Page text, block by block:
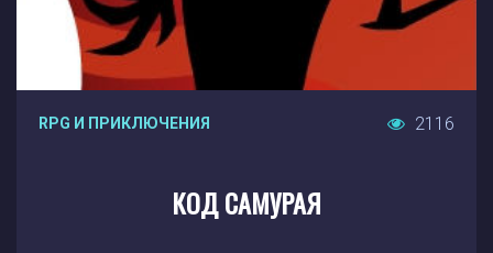
RPG И ПРИКЛЮЧЕНИЯ 2116
КОД САМУРАЯ